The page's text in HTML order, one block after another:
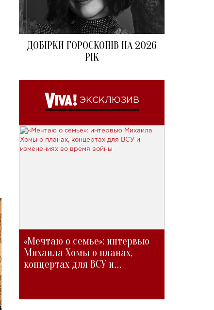
ДОБІРКИ ГОРОСКОПІВ НА 2026
РІК
ЭКСКЛЮЗИВ
«Мечтаю о семье»: интервью
Михаила Хомы о планах,
концертах для ВСУ и